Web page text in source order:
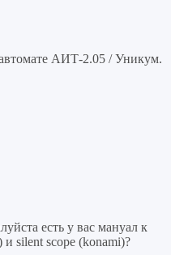
АИТ-2.05 / Уникум.
есть у вас мануал к
и silent scope (konami)?